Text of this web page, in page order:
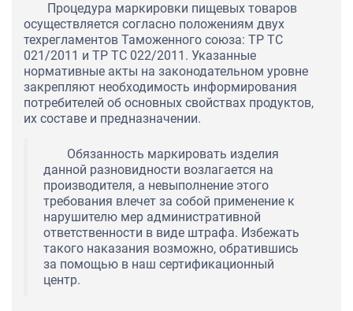
Процедура маркировки пищевых товаров
осуществляется согласно положениям двух
техрегламентов Таможенного союза: ТР ТС
021/2011 и ТР ТС 022/2011. Указанные
нормативные акты на законодательном уровне
закрепляют необходимость информирования
потребителей об основных свойствах продуктов,
их составе и предназначении.
Обязанность маркировать изделия
данной разновидности возлагается на
производителя, а невыполнение этого
требования влечет за собой применение к
нарушителю мер административной
ответственности в виде штрафа. Избежать
такого наказания возможно, обратившись
за помощью в наш сертификационный
центр.